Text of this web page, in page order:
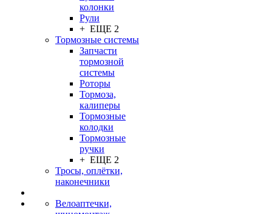
колонки
Рули
+ ЕЩЕ 2
Тормозные системы
Запчасти
тормозной
системы
Роторы
Тормоза,
калиперы
Тормозные
колодки
Тормозные
ручки
+ ЕЩЕ 2
Тросы, оплётки,
наконечники
Велоаптечки,